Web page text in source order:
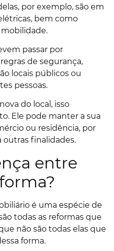
por exemplo, são em
bem como
passar por
de segurança,
locais públicos ou
pessoas.
do local, isso
Ele pode manter a sua
ou residência, por
outras finalidades.
entre
é uma espécie de
todas as reformas que
não são todas elas que
forma.